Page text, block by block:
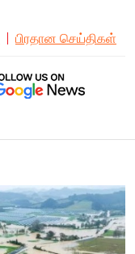
பிரதான செய்திகள்